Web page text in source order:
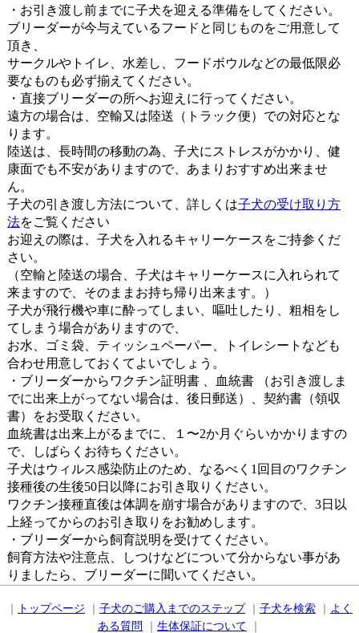
・お引き渡し前までに子犬を迎える準備をしてください。
ブリーダーが今与えているフードと同じものをご用意して
頂き、
サークルやトイレ、水差し、フードボウルなどの最低限必
要なものも必ず揃えてください。
・直接ブリーダーの所へお迎えに行ってください。
遠方の場合は、空輸又は陸送（トラック便）での対応とな
ります。
陸送は、長時間の移動の為、子犬にストレスがかかり、健
康面でも不安がありますので、あまりおすすめ出来ませ
ん。
子犬の引き渡し方法について、詳しくは子犬の受け取り方
法をご覧ください
お迎えの際は、子犬を入れるキャリーケースをご持参くだ
さい。
（空輸と陸送の場合、子犬はキャリーケースに入れられて
来ますので、そのままお持ち帰り出来ます。）
子犬が飛行機や車に酔ってしまい、嘔吐したり、粗相をし
てしまう場合がありますので、
お水、ゴミ袋、ティッシュペーパー、トイレシートなども
合わせ用意しておくてよいでしょう。
・ブリーダーからワクチン証明書 、血統書 （お引き渡しま
でに出来上がってない場合は、後日郵送）、契約書（領収
書）をお受取ください。
血統書は出来上がるまでに、１〜2か月ぐらいかかりますの
で、しばらくお待ちください。
子犬はウィルス感染防止のため、なるべく1回目のワクチン
接種後の生後50日以降にお引き取りください。
ワクチン接種直後は体調を崩す場合がありますので、3日以
上経ってからのお引き取りをお勧めします。
・ブリーダーから飼育説明を受けてください。
飼育方法や注意点、しつけなどについて分からない事があ
りましたら、ブリーダーに聞いてください。
｜ トップページ ｜ 子犬のご購入までのステップ｜ 子犬を検索 ｜ よく
ある質問
｜ 生体保証について ｜